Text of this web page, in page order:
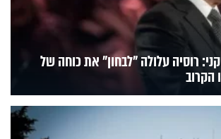
רוסיה עלולה "לבחון" את כוחה של
הקרוב